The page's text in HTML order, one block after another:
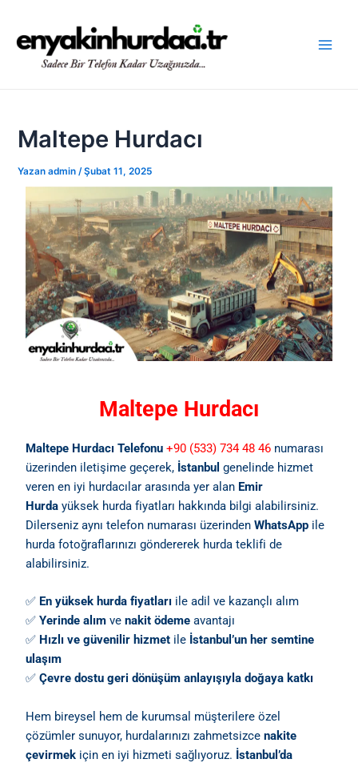
Maltepe Hurdacı
Yazan admin /Şubat 11, 2025
Maltepe Hurdacı
Maltepe Hurdacı Telefonu +90 (533) 734 48 46 numarası
üzerinden iletişime geçerek, İstanbul genelinde hizmet
veren en iyi hurdacılar arasında yer alan Emir
Hurda yüksek hurda fiyatları hakkında bilgi alabilirsiniz.
Dilerseniz aynı telefon numarası üzerindenWhatsApp ile
hurda fotoğraflarınızı göndererek hurda teklifi de
alabilirsiniz.
✅ En yüksek hurda fiyatları ile adil ve kazançlı alım
✅Yerinde alım venakit ödeme avantajı
✅ Hızlı ve güvenilir hizmet ile İstanbul’un her semtine
ulaşım
✅Çevre dostu geri dönüşüm anlayışıyla doğaya katkı
Hem bireysel hem de kurumsal müşterilere özel
çözümler sunuyor, hurdalarınızı zahmetsizcenakite
çevirmek için en iyi hizmeti sağlıyoruz. İstanbul’da